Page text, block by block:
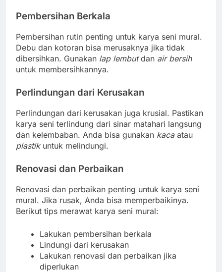
Pembersihan Berkala
Pembersihan rutin penting untuk karya seni mural.
Debu dan kotoran bisa merusaknya jika tidak
dibersihkan. Gunakan lap lembutdan air bersih
untuk membersihkannya.
Perlindungan dari Kerusakan
Perlindungan dari kerusakan juga krusial. Pastikan
karya seni terlindung dari sinar matahari langsung
dan kelembaban. Anda bisa gunakan kacaatau
plastikuntuk melindungi.
Renovasi dan Perbaikan
Renovasi dan perbaikan penting untuk karya seni
mural. Jika rusak, Anda bisa memperbaikinya.
Berikut tips merawat karya seni mural:
Lakukan pembersihan berkala
Lindungi dari kerusakan
Lakukan renovasi dan perbaikan jika
diperlukan